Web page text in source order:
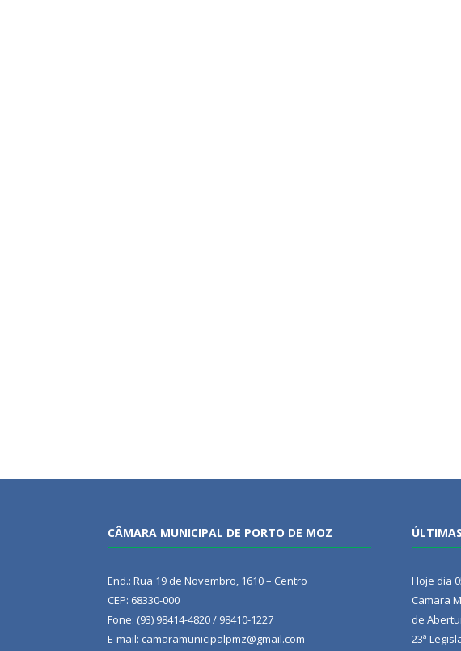
CÂMARA MUNICIPAL DE PORTO DE MOZ
End.: Rua 19 de Novembro, 1610 – Centro
CEP: 68330-000
Fone: (93) 98414-4820 / 98410-1227
E-mail: camaramunicipalpmz@gmail.com
Hoje dia
Camara
de
23ª